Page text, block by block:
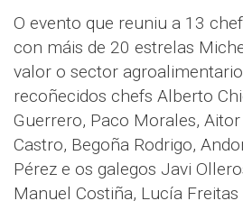
O evento que reuniu a 13
con máis de 20 estrelas
valor o sector
recoñecidos chefs Alberto
Guerrero, Paco Morales,
Castro, Begoña Rodrigo,
Pérez e os galegos Javi
Manuel Costiña, Lucía